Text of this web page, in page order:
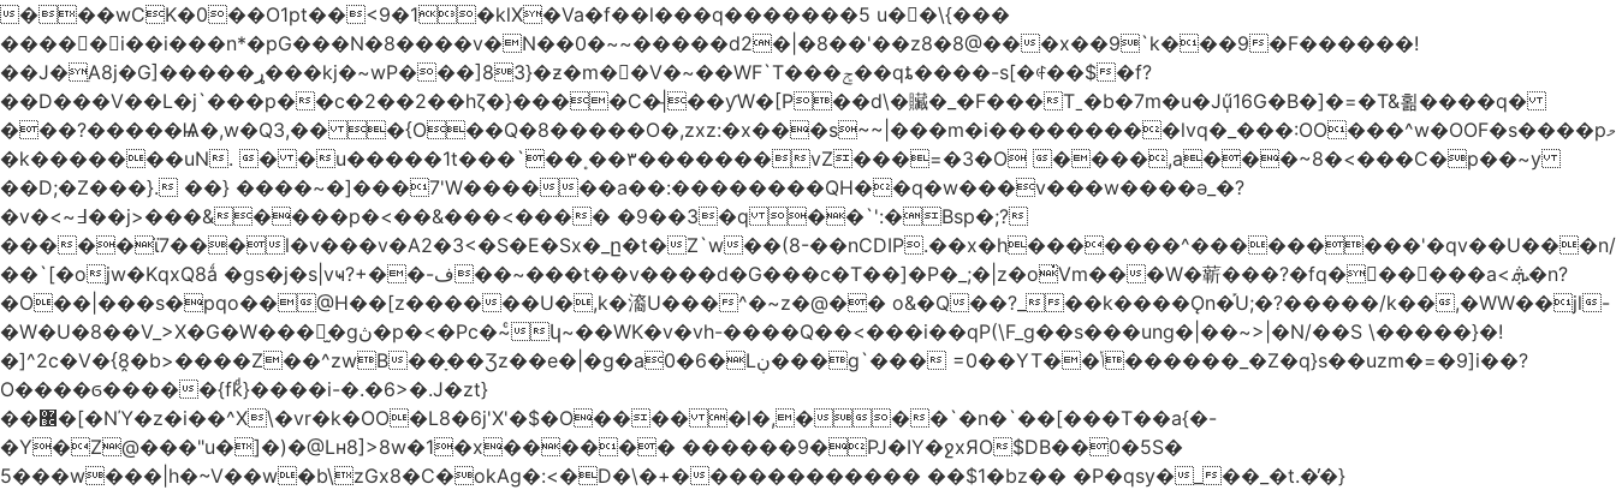
���wCK�0��O1pt��<9�1�klX�Va�f��l���q�������5 u��\{���
�����i��i���n*�pG���N�8����v�N��0�~~�����d2�|�8��'��z8�8@���x��9`k���9�F������!
��J�ֵA8j�G]�����ړ���kj�~wP���]83}�ƶ�m��V�~��WF`T���ݮ��qȶ����-s[�ꏶ��$�f?
��D���V��L�j`���p��c�2��2��hζ�}����C�|̵��ƴW�[P��d\�贜�_�F���Tˍ�b�7m�u�Jű̩16G�B�]�=�T&횖����q�
���?�����Ѩ�,w�Q3,�� �{O��Q�8�����O�,zxz:�x���s~~|���m�i���������lvq�_���:OO���^w�OOF�s����pމ
�k�������uN. � �u�����1t���`��˳��۳�������vZ���=�3�O ����,a���~8�<���C�p��~y
��D;�Z���}. ��} ����~�]���7'W������a��:��������QH��q�w���v���w����ǝ_�?
�v�<~߃��j>���&����p�<��&���<���� �9��3�q ��`':�Bsp�;?
�����ϊ7���l�v���v�A2�3<�S�E�Sx�_ը�t�Z`w��(8-��nCDIP.��x�h�������^���������'�qv��U���n/
��`[�ojw�ΚqxQ8ǻ �gs�j�s|vҹ?+��-ف��~���t��v����d�G���c�T��]�P� _;�|z�o̇Vm���W�龩���?�fq������a<.ܞ�n?
�O��|���s�pqo��@H��[z������U�,k�㵝U���^�~z�@�� o&�Q��?_��k����Ǫn�֡U;�?�����/k��,�WW��jl-
�W�U�8��V_>X�G�W���𾶲̫�gڽ�p�<�Pc�~ͨկ~��WK�v�vh-����Q��<���i��qP(\F_g��s���ung�|��~ >|�N/��S \�����}�!
�]^2c�V�{8̭�b>����Z��^zwB��ָ��Ʒz��e�|�g�a0�6�Lڹ���g`��� =0��YT��ݳ������_�Z�q}s��uzm�=�9]i��?
O����ϭ�����{fkͩ}����i-�.�6>�.J�zt}
��޼�[�NΎ�z�i��^X\�vr�k�OO�L8�6j'X'�$�O���� �l�,���`�n�`��[���T��a{�-
�Y�Z@���"u�]�)�@Lʜ8]>8w�1�x������ ������9�PJ�IY�ջxЯO$DB��0�5S�
5���w���|h�~V��w�b\zGx8�C�okAg�:<�D�\�+������������ ��$1�bz�� �P�qsy�_��_�t.�̓�}